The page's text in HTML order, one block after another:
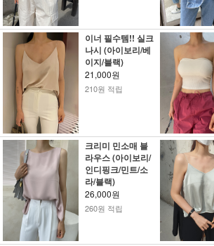
이너 필수템!! 실크
나시 (아이보리/베
이지/블랙)
21,000원
210원 적립
크리미 민소매 블
라우스 (아이보리/
인디핑크/민트/소
라/블랙)
26,000원
260원 적립